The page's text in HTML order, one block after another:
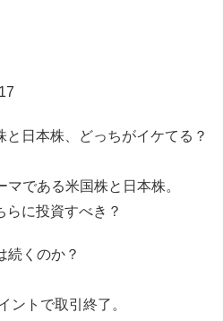
日本株、どっちがイケてる？
である米国株と日本株。
らに投資すべき？
くのか？
ントで取引終了。